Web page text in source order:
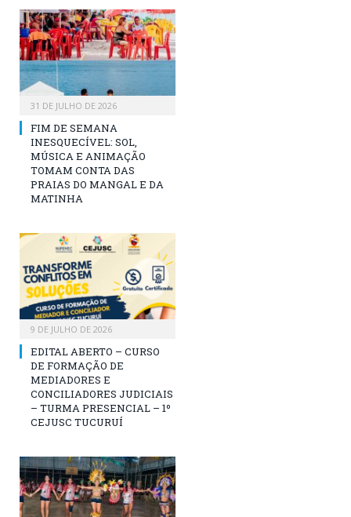
31 DE JULHO DE 2026
FIM DE SEMANA
INESQUECÍVEL: SOL,
MÚSICA E ANIMAÇÃO
TOMAM CONTA DAS
PRAIAS DO MANGAL E DA
MATINHA
9 DE JULHO DE 2026
EDITAL ABERTO – CURSO
DE FORMAÇÃO DE
MEDIADORES E
CONCILIADORES JUDICIAIS
– TURMA PRESENCIAL – 1º
CEJUSC TUCURUÍ